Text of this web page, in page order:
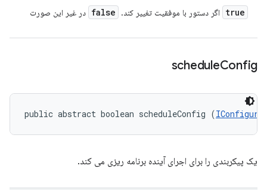
true اگر دستور با موفقیت تغییر کند. false در غیر این صورت
scheduleConfig
public abstract boolean scheduleConfig (
یک پیکربندی را برای اجرای آینده برنامه ریزی می کند.